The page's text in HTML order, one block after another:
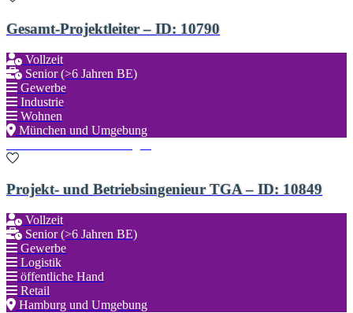
Gesamt-Projektleiter – ID: 10790
Vollzeit
Senior (>6 Jahren BE)
Gewerbe
Industrie
Wohnen
München und Umgebung
Projekt- und Betriebsingenieur TGA – ID: 10849
Vollzeit
Senior (>6 Jahren BE)
Gewerbe
Logistik
öffentliche Hand
Retail
Hamburg und Umgebung